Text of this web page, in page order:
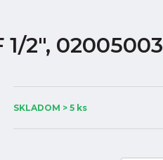
2", 02005003
SKLADOM > 5 ks